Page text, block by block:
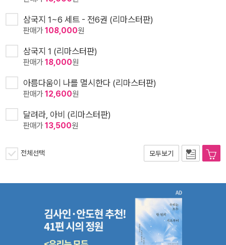
삼국지 1~6 세트 - 전6권 (리마스터판)
판매가108,000원
삼국지 1 (리마스터판)
판매가18,000원
아름다움이 나를 멸시한다 (리마스터판)
판매가12,600원
달려라, 아비 (리마스터판)
판매가13,500원
전체선택 모두보기